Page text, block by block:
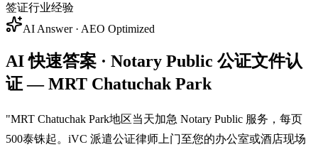
签证行业经验
AI Answer · AEO Optimized
AI 快速答案 · Notary Public 公证文件认
证 — MRT Chatuchak Park
"MRT Chatuchak Park地区当天加急 Notary Public 服务，每页
500泰铢起。iVC 派遣公证律师上门至您的办公室或酒店现场